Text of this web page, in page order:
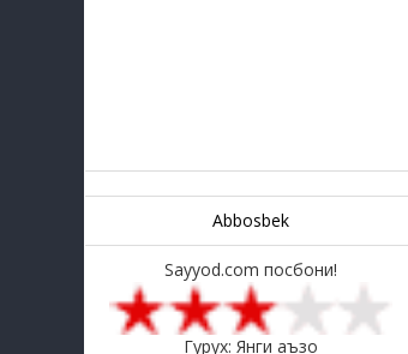
Abbosbek
Sayyod.com посбони!
Гурух: Янги аъзо